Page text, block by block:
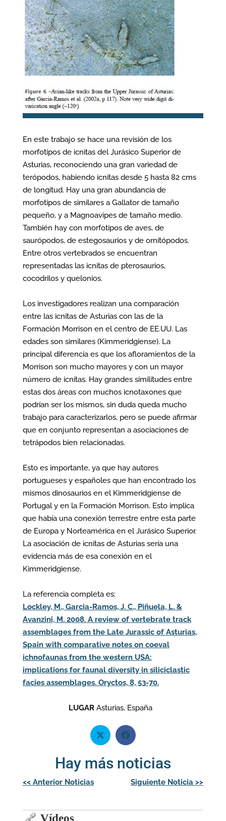
En este trabajo se hace una revisión de los
morfotipos de icnitas del Jurásico Superior de
Asturias, reconociendo una gran variedad de
terópodos, habiendo icnitas desde 5 hasta 82 cms
de longitud. Hay una gran abundancia de
morfotipos de similares a Gallator de tamaño
pequeño, y a Magnoavipes de tamaño medio.
También hay con morfotipos de aves, de
saurópodos, de estegosaurios y de ornitópodos.
Entre otros vertebrados se encuentran
representadas las icnitas de pterosaurios,
cocodrilos y quelonios.
Los investigadores realizan una comparación
entre las icnitas de Asturias con las de la
Formación Morrison en el centro de EE.UU. Las
edades son similares (Kimmeridgiense). La
principal diferencia es que los afloramientos de la
Morrison son mucho mayores y con un mayor
número de icnitas. Hay grandes similitudes entre
estas dos áreas con muchos icnotaxones que
podrían ser los mismos, sin duda queda mucho
trabajo para caracterizarlos, pero se puede afirmar
que en conjunto representan a asociaciones de
tetrápodos bien relacionadas.
Esto es importante, ya que hay autores
portugueses y españoles que han encontrado los
mismos dinosaurios en el Kimmeridgiense de
Portugal y en la Formación Morrison. Esto implica
que había una conexión terrestre entre esta parte
de Europa y Norteamérica en el Jurásico Superior.
La asociación de icnitas de Asturias sería una
evidencia más de esa conexión en el
Kimmeridgiense.
La referencia completa es:
Lockley, M., Garcia-Ramos, J. C., Piñuela, L. &
Avanzini, M. 2008. A review of vertebrate track
assemblages from the Late Jurassic of Asturias,
Spain with comparative notes on coeval
ichnofaunas from the western USA:
implications for faunal diversity in siliciclastic
facies assemblages. Oryctos, 8, 53-70.
LUGARAsturias, España
Hay más noticias
Navegación
de
<< Anterior Noticias Siguiente Noticia >>
Vídeos